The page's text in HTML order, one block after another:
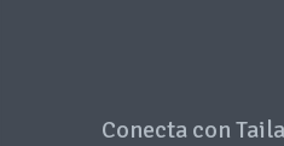
Conecta con